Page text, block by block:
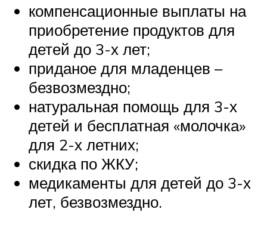
компенсационные выплаты на
приобретение продуктов для
детей до 3-х лет;
приданое для младенцев –
безвозмездно;
натуральная помощь для 3-х
детей и бесплатная «молочка»
для 2-х летних;
скидка по ЖКУ;
медикаменты для детей до 3-х
лет, безвозмездно.